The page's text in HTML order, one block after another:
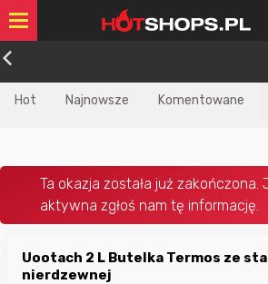
Hot Najnowsze Komentowane
Uootach 2 L Butelka Termos ze
nierdzewnej